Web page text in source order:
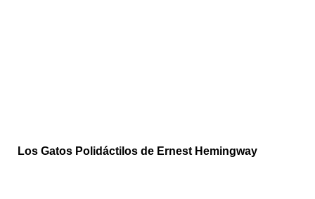
Los Gatos Polidáctilos de Ernest Hemingway